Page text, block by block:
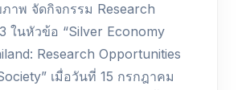
าพ จัดกิจกรรม Research
ในหัวข้อ “Silver Economy
Research Opportunities
เมื่อวันที่ 15 กรกฎาคม